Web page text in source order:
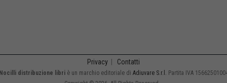
Privacy Contatti
Nocilli distribuzione libriè un marchio editoriale di Adiuvare S.r.l. Partita IVA